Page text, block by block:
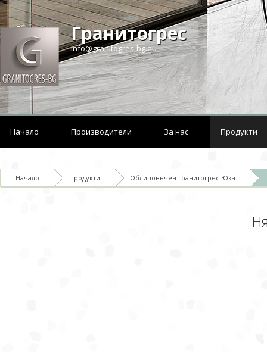
Гранитогрес
info@granitogres-bg.eu
Начало Производители За нас Продукти
Начало Продукти Облицовъчен гранитогрес Юка